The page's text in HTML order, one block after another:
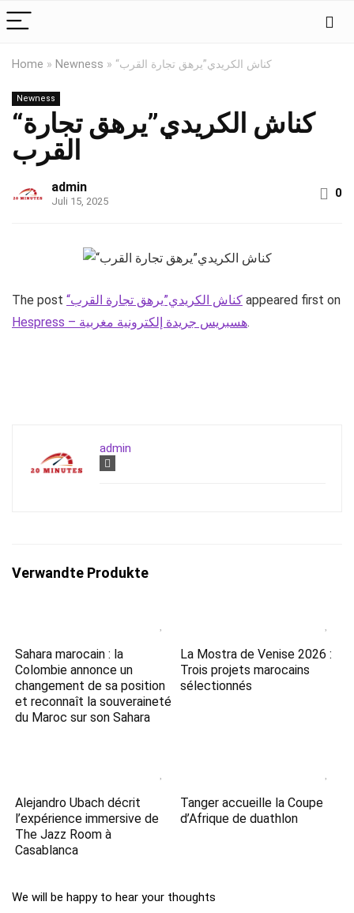
Home » Newness » “كناش الكريدي”يرهق تجارة القرب
Newness
“كناش الكريدي”يرهق تجارة
القرب
admin
Juli 15, 2025
0
The post “كناش الكريدي”يرهق تجارة القرب appeared first on
Hespress – هسبريس جريدة إلكترونية مغربية.
admin
Verwandte Produkte
Sahara marocain : la
Colombie annonce un
changement de sa position
et reconnaît la souveraineté
du Maroc sur son Sahara
La Mostra de Venise 2026 :
Trois projets marocains
sélectionnés
Alejandro Ubach décrit
l’expérience immersive de
The Jazz Room à
Casablanca
Tanger accueille la Coupe
d’Afrique de duathlon
We will be happy to hear your thoughts